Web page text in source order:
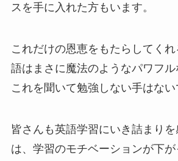
スを手に入れた方もいます。
これだけの恩恵をもたらしてく
語はまさに魔法のようなパワフル
これを聞いて勉強しない手はない
皆さんも英語学習にいき詰まり
は、学習のモチベーションが下が